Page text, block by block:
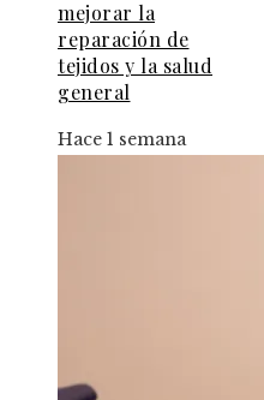
mejorar la
reparación de
tejidos y la salud
general
Hace 1 semana